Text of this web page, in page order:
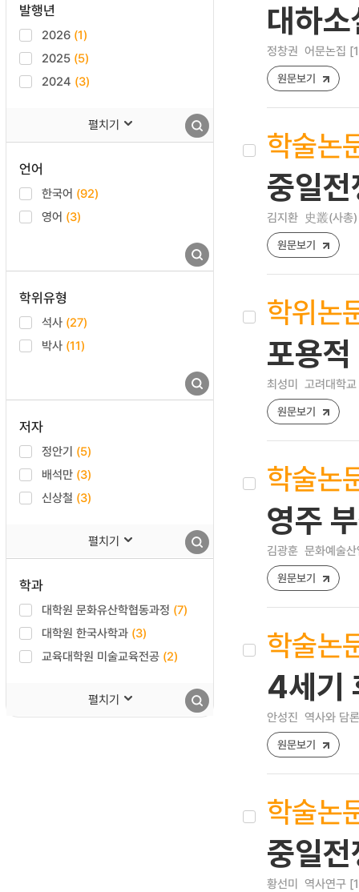
발행년
2026 (1)
2025 (5)
2024 (3)
펼치기
언어
한국어 (92)
영어 (3)
학위유형
석사 (27)
박사 (11)
저자
정안기 (5)
배석만 (3)
신상철 (3)
펼치기
학과
대학원 문화유산학협동과정 (7)
대학원 한국사학과 (3)
교육대학원 미술교육전공 (2)
펼치기
대하
정창권 어문논집
원문보기
학술논
중일
김지환 史叢(사
원문보기
학위논
포용
최성미 고려대학
원문보기
학술논
영주
김광훈 문화예술
원문보기
학술논
4세기
안성진 역사와
원문보기
학술논
중일
황선미 역사연구